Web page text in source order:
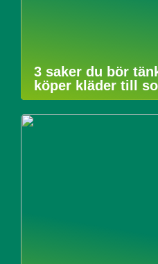
3 saker du bör
köper kläder till